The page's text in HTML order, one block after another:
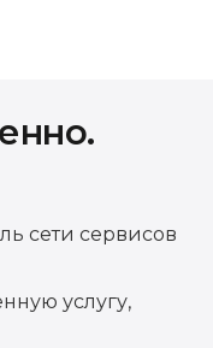
сети сервисов
услугу,